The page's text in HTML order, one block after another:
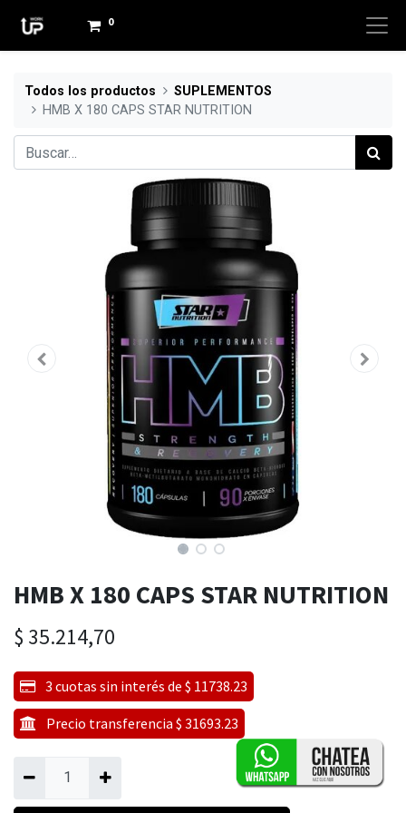
0
Todos los productos
SUPLEMENTOS
HMB X 180 CAPS STAR NUTRITION
HMB X 180 CAPS STAR NUTRITION
$ 35.214,70
3 cuotas sin interés de $ 11738.23
Precio transferencia $ 31693.23